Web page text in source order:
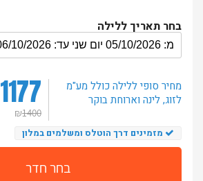
בחר תאריך ללילה
1177
₪1400
מחיר סופי ללילה כולל מע"מ
לזוג, לינה וארוחת בוקר
מזמינים דרך הוטלס ומשלמים במלון
בחר חדר